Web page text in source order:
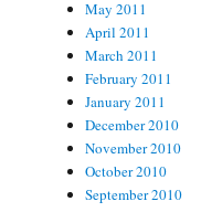
May 2011
April 2011
March 2011
February 2011
January 2011
December 2010
November 2010
October 2010
September 2010